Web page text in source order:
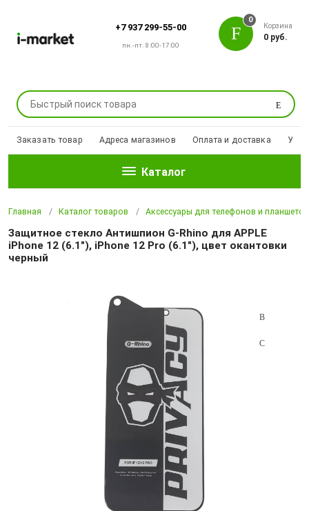
+7 937 299-55-00
пн.-пт. 8:00-17:00
Поиск
0
Корзина
0 руб.
Заказать товар Адреса магазинов Оплата и доставка
Каталог
Главная Каталог товаров Аксессуары для телефонов и планшетов
Защитное стекло Антишпион G-Rhino для APPLE
iPhone 12 (6.1"), iPhone 12 Pro (6.1"), цвет окантовки
черный